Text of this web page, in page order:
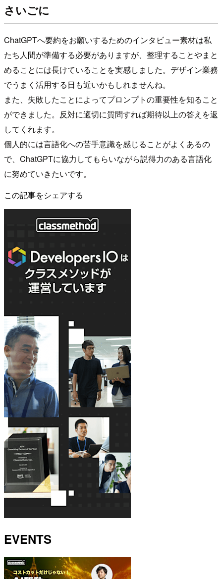
さいごに
ChatGPTへ要約をお願いするためのインタビュー素材は私
たち人間が準備する必要がありますが、整理することやまと
めることには長けていることを実感しました。デザイン業務
でうまく活用する日も近いかもしれませんね。
また、失敗したことによってプロンプトの重要性を知ること
ができました。反対に適切に質問すれば期待以上の答えを返
してくれます。
個人的には言語化への苦手意識を感じることがよくあるの
で、ChatGPTに協力してもらいながら説得力のある言語化
に努めていきたいです。
この記事をシェアする
EVENTS